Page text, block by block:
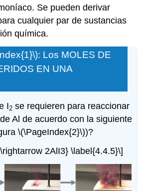
Se pueden derivar
cualquier par de sustancias
química.
Los MOLES DE
EN UNA
I2 se requieren para reaccionar
Al de acuerdo con la siguiente
\(\PageIndex{2}\))?
2AlI3} \label{4.4.5}\]